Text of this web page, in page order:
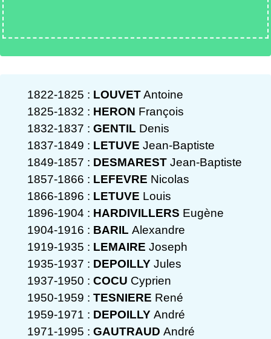
1822-1825 : LOUVETAntoine
1825-1832 : HERON François
1832-1837 : GENTIL Denis
1837-1849 : LETUVE Jean-Baptiste
1849-1857 : DESMAREST Jean-Baptiste
1857-1866 : LEFEVRE Nicolas
1866-1896 : LETUVE Louis
1896-1904 : HARDIVILLERS Eugène
1904-1916 : BARIL Alexandre
1919-1935 : LEMAIRE Joseph
1935-1937 : DEPOILLY Jules
1937-1950 : COCU Cyprien
1950-1959 : TESNIERE René
1959-1971 : DEPOILLY André
1971-1995 : GAUTRAUD André